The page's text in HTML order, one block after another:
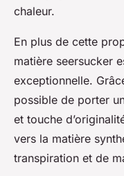
chaleur.
En plus de cette
matière seersucker
exceptionnelle.
possible de porter
et touche
vers la matière
transpiration et de